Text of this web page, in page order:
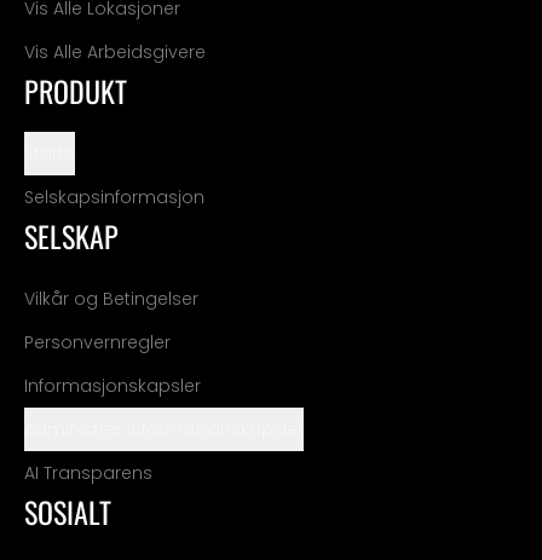
Vis Alle Lokasjoner
Vis Alle Arbeidsgivere
PRODUKT
Selskapsinformasjon
SELSKAP
Vilkår og Betingelser
Personvernregler
Informasjonskapsler
AI Transparens
SOSIALT